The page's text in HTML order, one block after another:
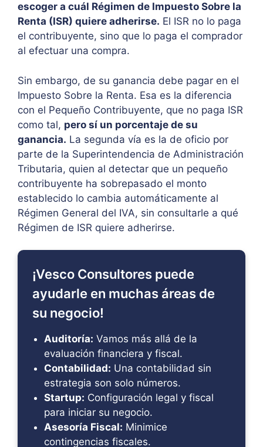
escoger a cuál Régimen de Impuesto Sobre la
Renta (ISR) quiere adherirse. El ISR no lo paga
el contribuyente, sino que lo paga el comprador
al efectuar una compra.
Sin embargo, de su ganancia debe pagar en el
Impuesto Sobre la Renta. Esa es la diferencia
con el Pequeño Contribuyente, que no paga ISR
como tal, pero sí un porcentaje de su
ganancia. La segunda vía es la de oficio por
parte de la Superintendencia de Administración
Tributaria, quien al detectar que un pequeño
contribuyente ha sobrepasado el monto
establecido lo cambia automáticamente al
Régimen General del IVA, sin consultarle a qué
Régimen de ISR quiere adherirse.
¡Vesco Consultores puede
ayudarle en muchas áreas de
su negocio!
Auditoría: Vamos más allá de la
evaluación financiera y fiscal.
Contabilidad: Una contabilidad sin
estrategia son solo números.
Startup: Configuración legal y fiscal
para iniciar su negocio.
Asesoría Fiscal: Minimice
contingencias fiscales.